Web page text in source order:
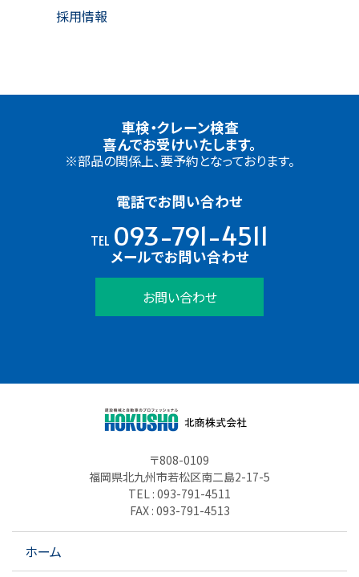
採用情報
車検・クレーン検査
喜んでお受けいたします。
※部品の関係上、要予約となっております。
電話でお問い合わせ
TEL 093-791-4511
メールでお問い合わせ
お問い合わせ
〒808-0109
福岡県北九州市若松区南二島2-17-5
TEL : 093-791-4511
FAX : 093-791-4513
ホーム